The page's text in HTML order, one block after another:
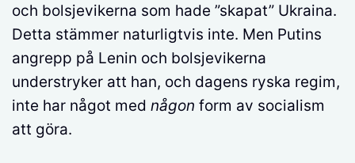
och bolsjevikerna som hade ”skapat” Ukraina.
Detta stämmer naturligtvis inte. Men Putins
angrepp på Lenin och bolsjevikerna
understryker att han, och dagens ryska regim,
inte har något med någon form av socialism
att göra.